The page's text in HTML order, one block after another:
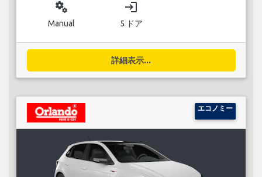
miscellaneous_services
Manual
login
5 ドア
詳細表示...
エコノミー